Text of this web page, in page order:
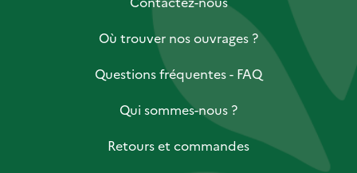
Où trouver nos ouvrages ?
Questions fréquentes - FAQ
Qui sommes-nous ?
Retours et commandes